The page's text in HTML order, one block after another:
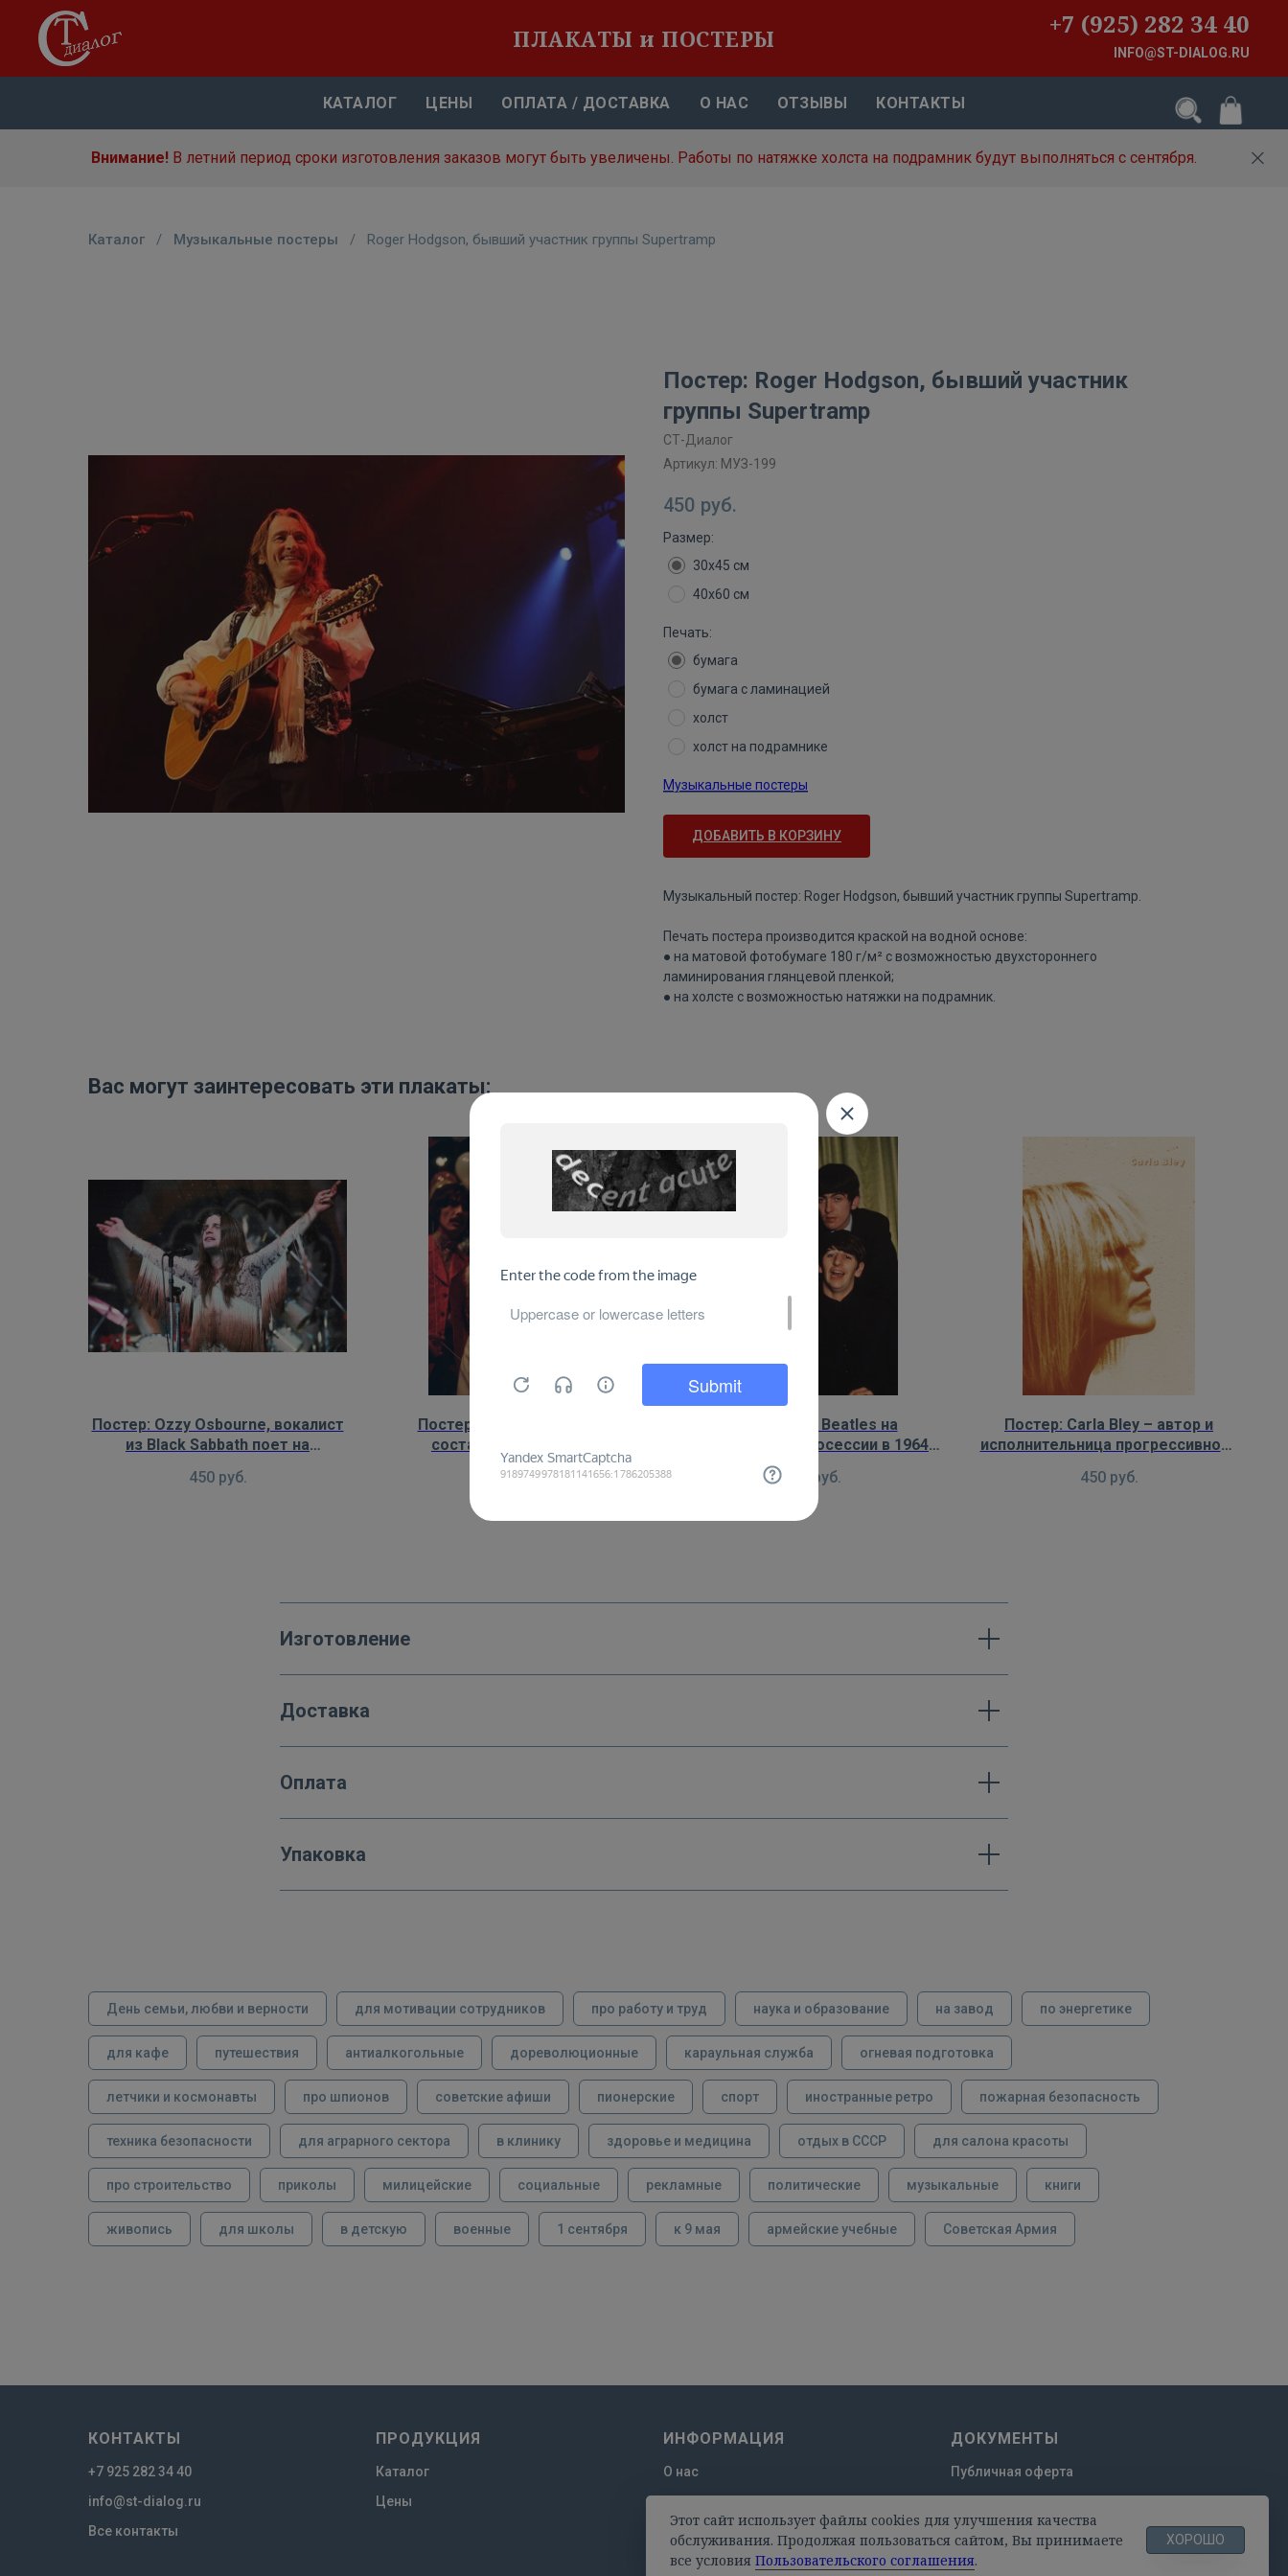
ПЛАКАТЫ и ПОСТЕРЫ +7 (925) 282 34 40
INFO@ST-DIALOG.RU
КАТАЛОГ ЦЕНЫ ОПЛАТА / ДОСТАВКА О НАС ОТЗЫВЫ КОНТАКТЫ
Внимание! В летний период сроки изготовления заказов могут быть увеличены. Работы по натяжке холста на подрамник будут выполняться с сентября.
Каталог / Музыкальные постеры / Roger Hodgson, бывший участник группы Supertramp
Этот сайт использует файлы cookies для улучшения качества
обслуживания. Продолжая пользоваться сайтом, Вы принимаете
все условия Пользовательского соглашения.
ХОРОШО
Постер: Roger Hodgson, бывший участник
группы Supertramp
СТ-Диалог
Артикул: МУЗ-199
450 руб.
Размер:
30х45 см
40х60 см
Печать:
бумага
бумага с ламинацией
холст
холст на подрамнике
Музыкальные постеры
ДОБАВИТЬ В КОРЗИНУ
Музыкальный постер: Roger Hodgson, бывший участник группы Supertramp.
Печать постера производится краской на водной основе:
● на матовой фотобумаге 180 г/м² с возможностью двухстороннего
ламинирования глянцевой пленкой;
● на холсте с возможностью натяжки на подрамник.
Вас могут заинтересовать эти плакаты:
Постер: Ozzy Osbourne, вокалист
из Black Sabbath поет на
450 руб.
Постер: Paul Mc`Cartney в
составе The Beatles в
новогоднем шоу, 1967 год
450 руб.
Постер: The Beatles на
регулярной фотосессии в 1964
руб.
Постер: Carla Bley – автор и
исполнительница прогрессивного
450 руб.
Изготовление
Доставка
Оплата
Упаковка
День семьи, любви и верности для мотивации сотрудников про работу и труд наука и образование на завод по энергетике
для кафе путешествия антиалкогольные дореволюционные караульная служба огневая подготовка
летчики и космонавты про шпионов советские афиши пионерские спорт иностранные ретро пожарная безопасность
техника безопасности для аграрного сектора в клинику здоровье и медицина отдых в СССР для салона красоты
про строительство приколы милицейские социальные рекламные политические музыкальные книги
живопись для школы в детскую военные 1 сентября к 9 мая армейские учебные Советская Армия
КОНТАКТЫ
+7 925 282 34 40
info@st-dialog.ru
Все контакты
ПРОДУКЦИЯ
Каталог
Цены
ИНФОРМАЦИЯ
О нас
Оплата и доставка
ДОКУМЕНТЫ
Публичная оферта
Политика конфиденциальности